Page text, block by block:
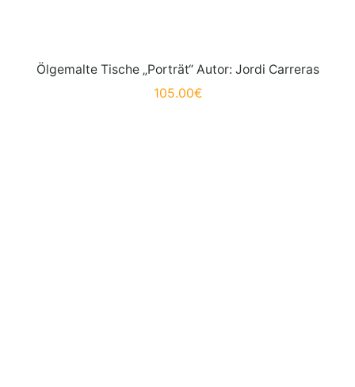
Ölgemalte Tische „Porträt“ Autor: Jordi Carreras
105.00€